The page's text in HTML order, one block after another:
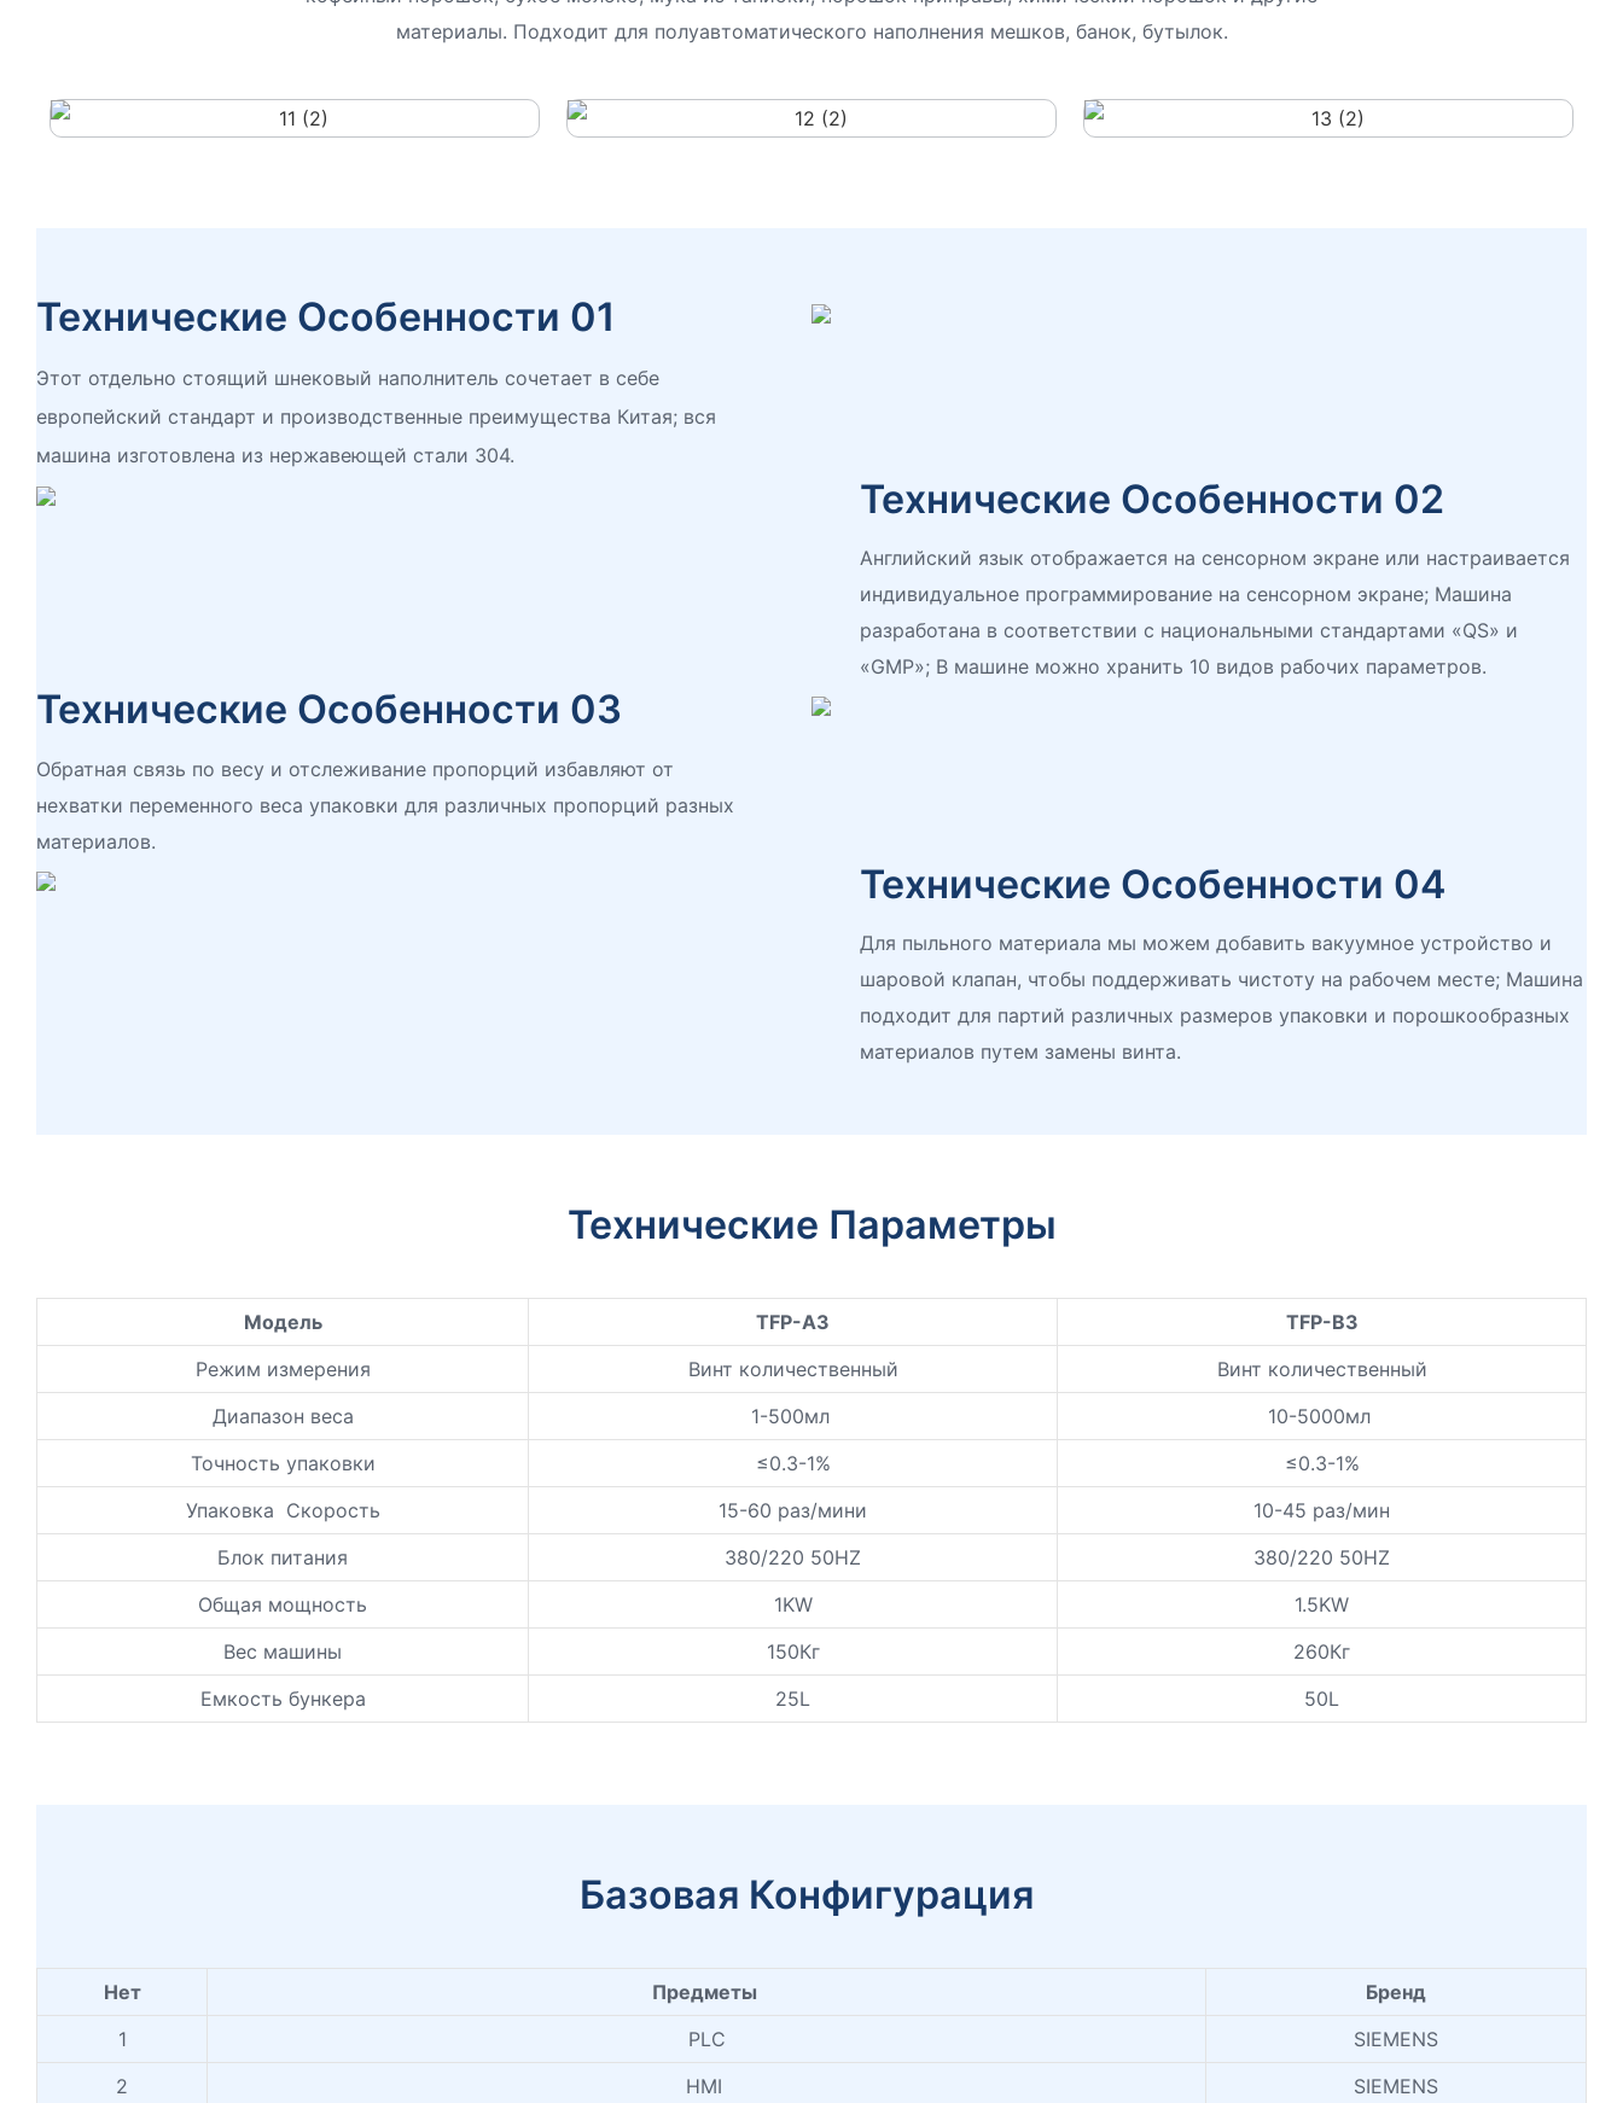
материалы. Подходит для полуавтоматического наполнения мешков, банок, бутылок.
Технические Особенности 01
Этот отдельно стоящий шнековый наполнитель сочетает в себе
европейский стандарт и производственные преимущества Китая; вся
машина изготовлена ​​из нержавеющей стали 304.
Технические Особенности 02
Английский язык отображается на сенсорном экране или настраивается
индивидуальное программирование на сенсорном экране; Машина
разработана в соответствии с национальными стандартами «QS» и
«GMP»; В машине можно хранить 10 видов рабочих параметров.
Технические Особенности 03
Обратная связь по весу и отслеживание пропорций избавляют от
нехватки переменного веса упаковки для различных пропорций разных
материалов.
Технические Особенности 04
Для пыльного материала мы можем добавить вакуумное устройство и
шаровой клапан, чтобы поддерживать чистоту на рабочем месте; Машина
подходит для партий различных размеров упаковки и порошкообразных
материалов путем замены винта.
Технические Параметры
Модель TFP-A3
TFP-B3
Режим измерения
Винт количественный
Винт количественный
Диапазон веса
1-500мл
10-5000мл
Точность упаковки
≤0.3-1%
≤0.3-1%
Упаковка Скорость
15-60 раз/мини
10-45 раз/мин
Блок питания
380/220 50HZ
380/220 50HZ
Общая мощность
1KW
1.5KW
Вес машины
150Кг
260Кг
Емкость бункера
25L 50L
Базовая Конфигурация
Нет Предметы
Бренд
1
PLC
SIEMENS
2
HMI SIEMENS